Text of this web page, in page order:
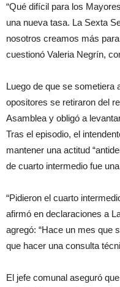
“Qué difícil para los
una nueva tasa. La Sexta
nosotros creamos más
cuestionó Valeria Negrín,
Luego de que se sometiera
opositores se retiraron del
Asamblea y obligó a
Tras el episodio, el
mantener una actitud
de cuarto intermedio fue
“Pidieron el cuarto
afirmó en declaraciones a
agregó: “Hace un mes que
que hacer una consulta
El jefe comunal aseguró